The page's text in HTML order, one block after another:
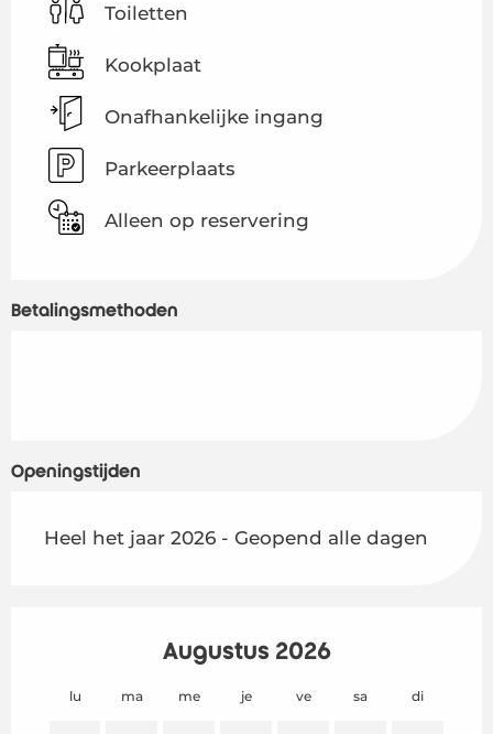
Toiletten
Kookplaat
Onafhankelijke ingang
Parkeerplaats
Alleen op reservering
Betalingsmethoden
Openingstijden
Heel het jaar 2026 - Geopend alle dagen
Augustus 2026
lu ma me je ve sa di